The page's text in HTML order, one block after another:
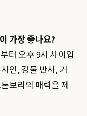
가장 좋나요?
터 오후 9시 사이입
인, 강물 반사, 거
보리의 매력을 제